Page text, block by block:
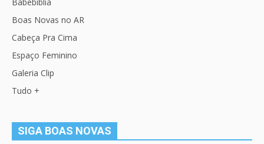
Babebíblia
Boas Novas no AR
Cabeça Pra Cima
Espaço Feminino
Galeria Clip
Tudo +
SIGA BOAS NOVAS